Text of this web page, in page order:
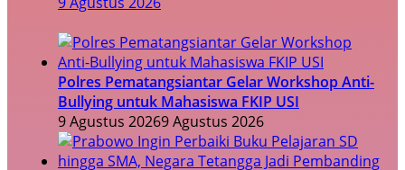
Polres Pematangsiantar Gelar Workshop Anti-
Bullying untuk Mahasiswa FKIP USI
9 Agustus 20269 Agustus 2026